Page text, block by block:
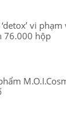
vi
76.000 hộp